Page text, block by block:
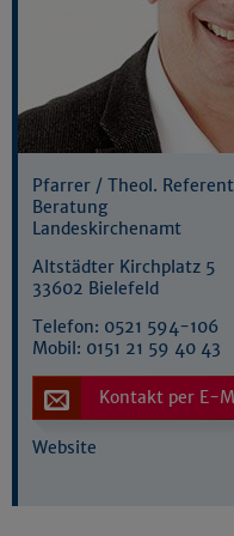
Pfarrer / Theol.
Beratung
Landeskirchenamt
Altstädter Kirchplatz 5
33602 Bielefeld
Telefon: 0521 594-106
Mobil: 0151 21 59 40 43
Kontakt per E-
Website